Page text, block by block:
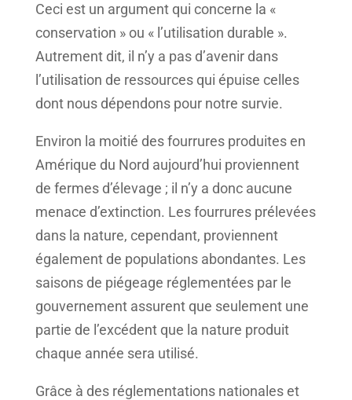
Ceci est un argument qui concerne la «
conservation » ou « l’utilisation durable ».
Autrement dit, il n’y a pas d’avenir dans
l’utilisation de ressources qui épuise celles
dont nous dépendons pour notre survie.
Environ la moitié des fourrures produites en
Amérique du Nord aujourd’hui proviennent
de fermes d’élevage ; il n’y a donc aucune
menace d’extinction. Les fourrures prélevées
dans la nature, cependant, proviennent
également de populations abondantes. Les
saisons de piégeage réglementées par le
gouvernement assurent que seulement une
partie de l’excédent que la nature produit
chaque année sera utilisé.
Grâce à des réglementations nationales et